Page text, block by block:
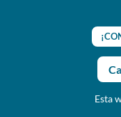
Esta